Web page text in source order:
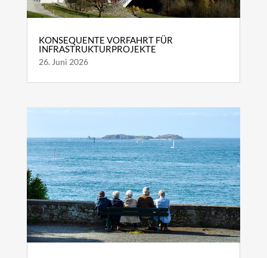
KONSEQUENTE VORFAHRT FÜR
INFRASTRUKTURPROJEKTE
26. Juni 2026